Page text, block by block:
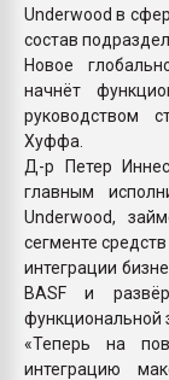
Underwood в
состав
Новое
начнёт
руководством
Хуффа.
Д-р Петер
главным
Underwood,
сегменте
интеграции
BASF и
функциональной
«Теперь на
интеграцию